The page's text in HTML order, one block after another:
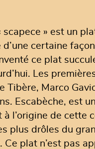
scapece » est un
certaine
ce plat
Les
Tibère, Marco
Escabèche, est
l’origine de cette
plus drôles du
Ce plat n’est pas